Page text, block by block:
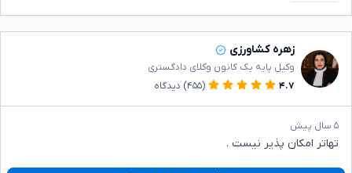
زهره کشاورزی
وکیل پایه یک کانون وکلای دادگستری
۴.۷
(۴۵۵) دیدگاه
۵ سال پیش
تهاتر امکان پذیر نیست .